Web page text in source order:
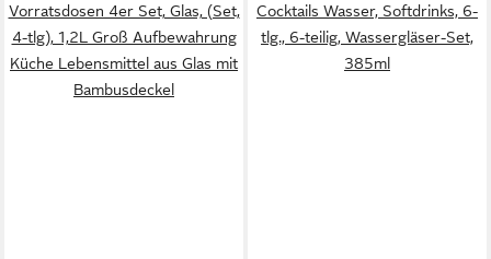
Vorratsdosen 4er Set, Glas, (Set,
4-tlg), 1,2L Groß Aufbewahrung
Küche Lebensmittel aus Glas mit
Bambusdeckel
Cocktails Wasser, Softdrinks, 6-
tlg., 6-teilig, Wassergläser-Set,
385ml